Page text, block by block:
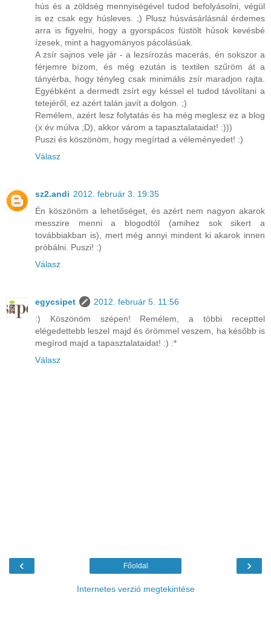
hús és a zöldség mennyiségével tudod befolyásolni, végül
is ez csak egy húsleves. ;) Plusz húsvásárlásnál érdemes
arra is figyelni, hogy a gyorspácos füstölt húsok kevésbé
ízesek, mint a hagyományos pácolásúak.
A zsír sajnos vele jár - a lezsírozás macerás, én sokszor a
férjemre bízom, és még ezután is textilen szűröm át a
tányérba, hogy tényleg csak minimális zsír maradjon rajta.
Egyébként a dermedt zsírt egy késsel el tudod távolítani a
tetejéről, ez azért talán javít a dolgon. ;)
Remélem, azért lesz folytatás és ha még meglesz ez a blog
(x év múlva ;D), akkor várom a tapasztalataidat! :)))
Puszi és köszönöm, hogy megírtad a véleményedet! :)
Válasz
sz2.andi 2012. február 3. 19:35
Én köszönöm a lehetőséget, és azért nem nagyon akarok
messzire menni a blogodtól (amihez sok sikert a
továbbiakban is), mert még annyi mindent ki akarok innen
próbálni. Puszi! :)
Válasz
egycsipet
2012. február 5. 11:56
:) Köszönöm szépen! Remélem, a többi recepttel
elégedettebb leszel majd és örömmel veszem, ha később is
megírod majd a tapasztalataidat! :) :*
Válasz
‹ ›
Főoldal
Internetes verzió megtekintése